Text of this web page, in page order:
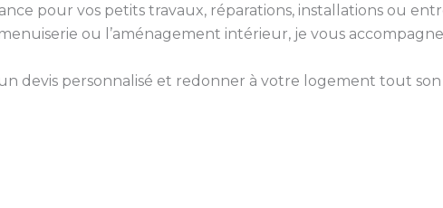
pour vos petits travaux, réparations, installations ou
ou l’aménagement intérieur, je vous
devis personnalisé et redonner à votre logement tout son